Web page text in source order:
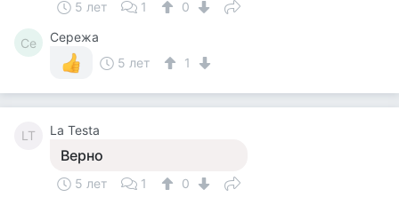
5 лет 1 0
Се
Сережа
5 лет
1
LT La Testa
Верно
5 лет 1 0